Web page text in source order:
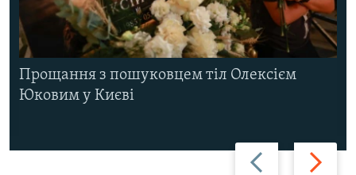
Назад Вперед
Прощання з пошуковцем тіл Олексієм
Юковим у Києві